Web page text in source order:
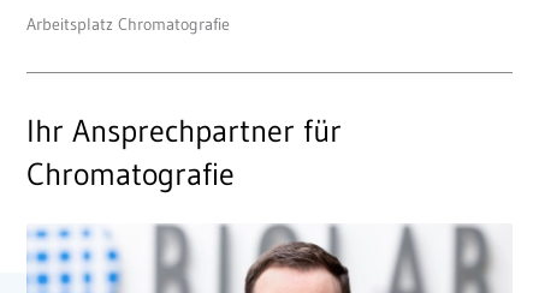
Arbeitsplatz Chromatografie
Ihr Ansprechpartner für
Chromatografie